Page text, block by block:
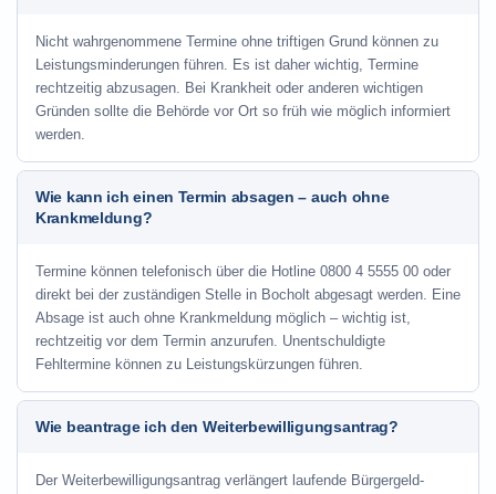
Nicht wahrgenommene Termine ohne triftigen Grund können zu
Leistungsminderungen führen. Es ist daher wichtig, Termine
rechtzeitig abzusagen. Bei Krankheit oder anderen wichtigen
Gründen sollte die Behörde vor Ort so früh wie möglich informiert
werden.
Wie kann ich einen Termin absagen – auch ohne
Krankmeldung?
Termine können telefonisch über die Hotline 0800 4 5555 00 oder
direkt bei der zuständigen Stelle in Bocholt abgesagt werden. Eine
Absage ist auch ohne Krankmeldung möglich – wichtig ist,
rechtzeitig vor dem Termin anzurufen. Unentschuldigte
Fehltermine können zu Leistungskürzungen führen.
Wie beantrage ich den Weiterbewilligungsantrag?
Der Weiterbewilligungsantrag verlängert laufende Bürgergeld-